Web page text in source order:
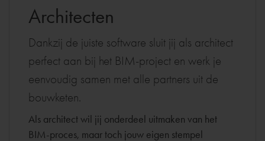
Architecten
Dankzij de juiste software sluit jij als architect
perfect aan bij het BIM-project en werk je
eenvoudig samen met alle partners uit de
bouwketen.
Als architect wil jij onderdeel uitmaken van het
BIM-proces, maar toch jouw eigen stempel